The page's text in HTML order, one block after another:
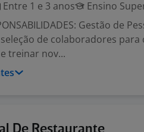
Entre 1 e 3 anos Ensino
Gestão de
de colaboradores para
treinar nov...